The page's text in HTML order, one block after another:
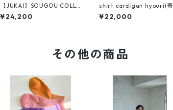
【JUKAI】SOUGOU COLLA
R SHIRTS
¥24,200
shirt cardigan hyouri(表
裏）zig-zag(ジグザグ）
¥22,000
その他の商品